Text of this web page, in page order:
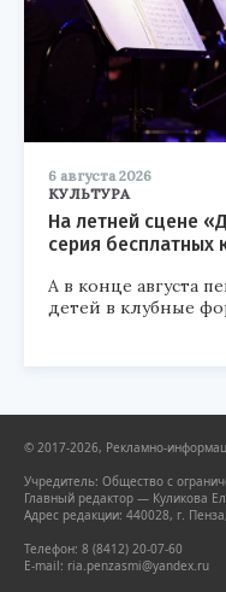
6 августа 2026
КУЛЬТУРА
На летней сцене
серия бесплатных
А в конце августа
детей в клубные
© 2017-2026, Рекламно-
Учредитель: Общество с
Главный редактор — Куликова
Адрес редакции: 440028, г.
Телефон: 8 (8412) 20-07-60
E-mail: ria.penzasmi@yandex.ru